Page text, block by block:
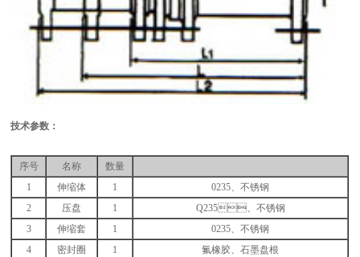
技术参数：
序号 名称
数量
1
伸缩体 1
0235、不锈钢
2
压盘 1
Q235、不锈钢
3
伸缩套 1
0235、不锈钢
4
密封圈 1
氟橡胶、石墨盘根